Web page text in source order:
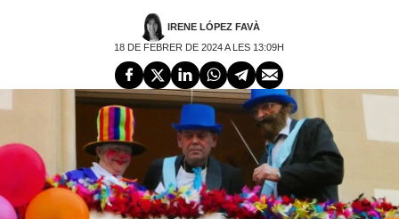
IRENE LÓPEZ FAVÀ
18 DE FEBRER DE 2024 A LES 13:09H